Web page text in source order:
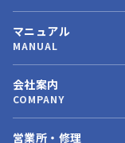
マニュアル
MANUAL
会社案内
COMPANY
営業所・修理